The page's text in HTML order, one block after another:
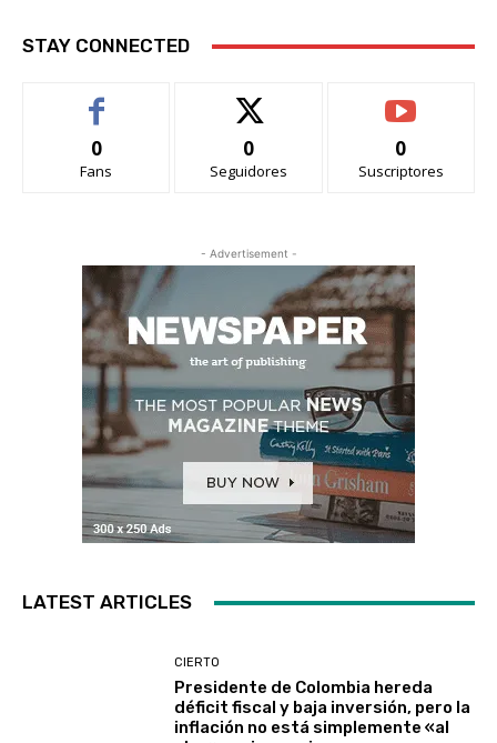
STAY CONNECTED
0
Fans
0
Seguidores
0
Suscriptores
- Advertisement -
LATEST ARTICLES
CIERTO
Presidente de Colombia hereda
déficit fiscal y baja inversión, pero la
inflación no está simplemente «al